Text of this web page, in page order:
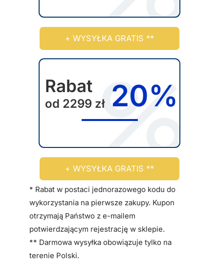
+ WYSYŁKA GRATIS **
Rabat
od 2299 zł 20%
+ WYSYŁKA GRATIS **
* Rabat w postaci jednorazowego kodu do
wykorzystania na pierwsze zakupy. Kupon
otrzymają Państwo z e-mailem
potwierdzającym rejestrację w sklepie.
** Darmowa wysyłka obowiązuje tylko na
terenie Polski.